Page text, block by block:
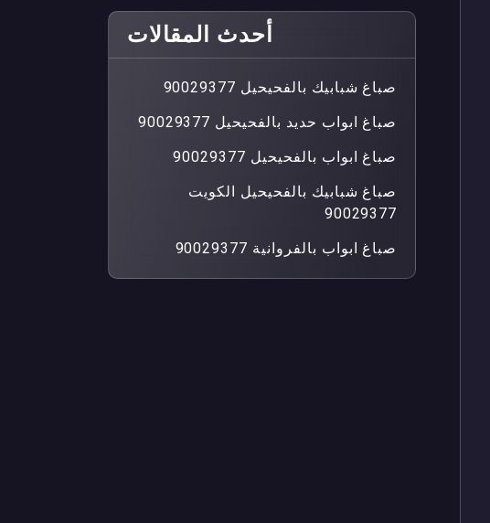
أحدث المقالات
صباغ شبابيك بالفحيحيل 90029377
صباغ ابواب حديد بالفحيحيل 90029377
صباغ ابواب بالفحيحيل 90029377
صباغ شبابيك بالفحيحيل الكويت
90029377
صباغ ابواب بالفروانية 90029377